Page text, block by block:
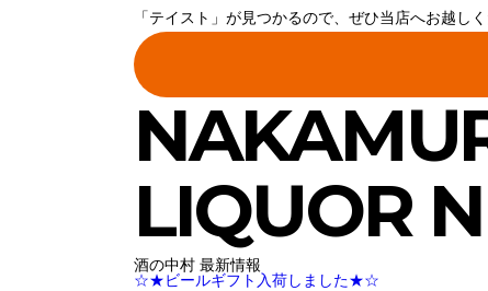
「テイスト」が見つかるので、ぜひ当店へお越しく
LIQUOR
酒の中村 最新情報
☆★ビールギフト入荷しました★☆